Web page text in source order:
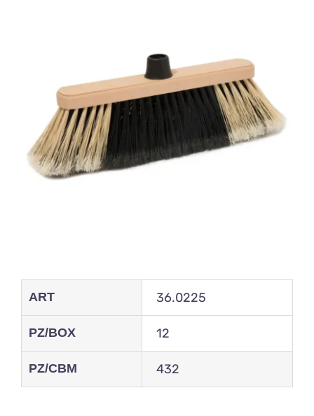
ART 36.0225
PZ/BOX 12
PZ/CBM 432